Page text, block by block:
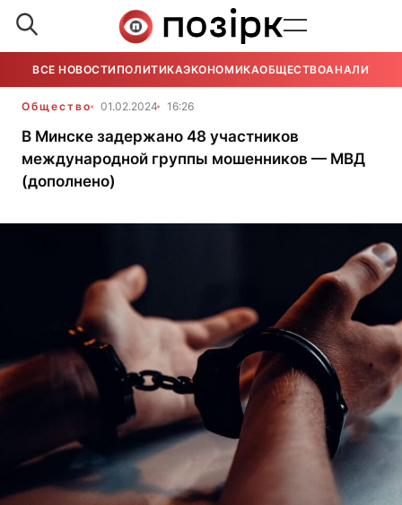
ВСЕ НОВОСТИ ПОЛИТИКАЭКОНОМИКАОБЩЕСТВОАНАЛИТИКА
Общество 01.02.2024 16:26
В Минске задержано 48 участников
международной группы мошенников — МВД
(дополнено)